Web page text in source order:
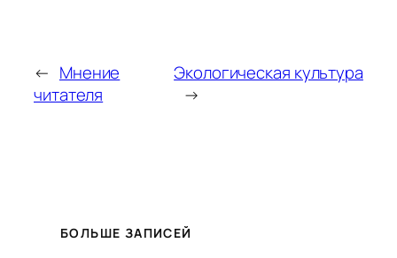
← Мнение
читателя
Экологическая культура
→
БОЛЬШЕ ЗАПИСЕЙ